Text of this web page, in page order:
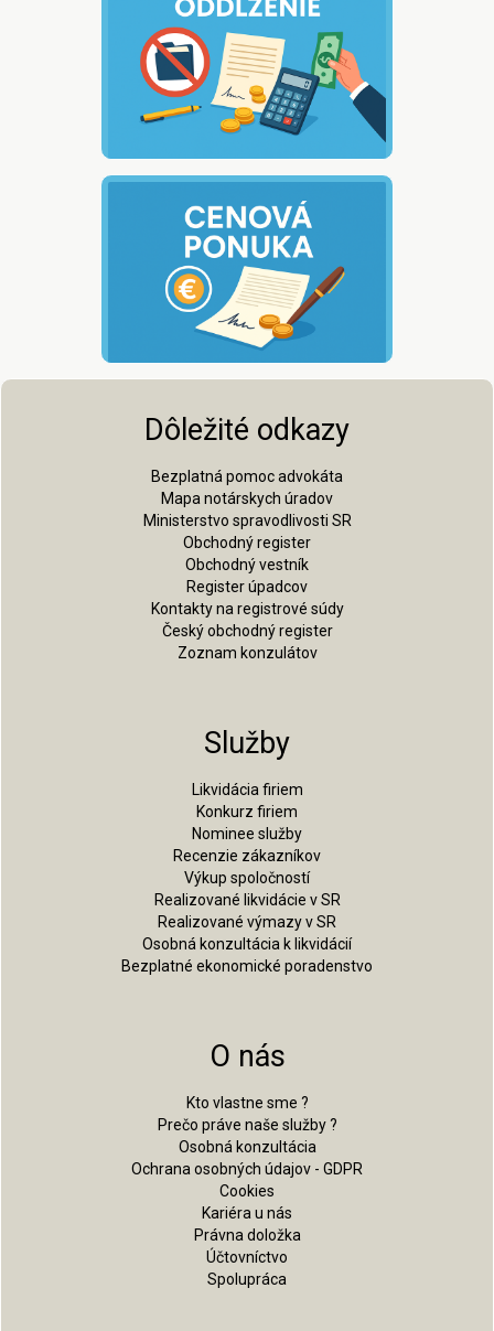
Dôležité odkazy
Bezplatná pomoc advokáta
Mapa notárskych úradov
Ministerstvo spravodlivosti SR
Obchodný register
Obchodný vestník
Register úpadcov
Kontakty na registrové súdy
Český obchodný register
Zoznam konzulátov
Služby
Likvidácia firiem
Konkurz firiem
Nominee služby
Recenzie zákazníkov
Výkup spoločností
Realizované likvidácie v SR
Realizované výmazy v SR
Osobná konzultácia k likvidácií
Bezplatné ekonomické poradenstvo
O nás
Kto vlastne sme ?
Prečo práve naše služby ?
Osobná konzultácia
Ochrana osobných údajov - GDPR
Cookies
Kariéra u nás
Právna doložka
Účtovníctvo
Spolupráca